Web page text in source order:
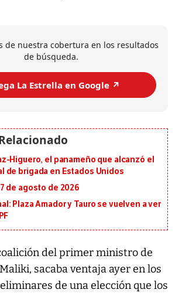
de nuestra cobertura en los resultados
de búsqueda.
La Estrella en Google ↗️
Higuero, el panameño que alcanzó el
de brigada en Estados Unidos
de agosto de 2026
Plaza Amador y Tauro se vuelven a ver
del primer ministro de
sacaba ventaja ayer en los
de una elección que los